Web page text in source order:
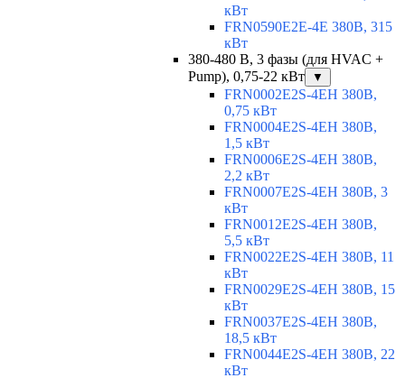
кВт
FRN0590E2E-4E 380В, 315
кВт
380-480 В, 3 фазы (для HVAC +
Pump), 0,75-22 кВт
▼
FRN0002E2S-4EH 380В,
0,75 кВт
FRN0004E2S-4EH 380В,
1,5 кВт
FRN0006E2S-4EH 380В,
2,2 кВт
FRN0007E2S-4EH 380В, 3
кВт
FRN0012E2S-4EH 380В,
5,5 кВт
FRN0022E2S-4EH 380В, 11
кВт
FRN0029E2S-4EH 380В, 15
кВт
FRN0037E2S-4EH 380В,
18,5 кВт
FRN0044E2S-4EH 380В, 22
кВт